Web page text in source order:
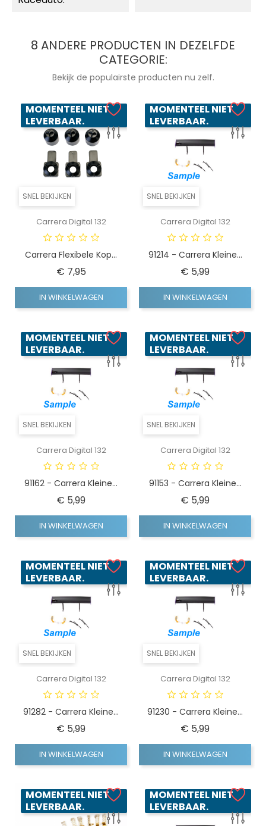
8 ANDERE PRODUCTEN IN DEZELFDE
CATEGORIE:
Bekijk de populairste producten nu zelf.
SNEL BEKIJKEN
MOMENTEEL NIET
LEVERBAAR.
Carrera Digital 132
Carrera Flexibele Kop...
€ 7,95Prijs
IN WINKELWAGEN
SNEL BEKIJKEN
MOMENTEEL NIET
LEVERBAAR.
Carrera Digital 132
91214 - Carrera Kleine...
€ 5,99Prijs
IN WINKELWAGEN
SNEL BEKIJKEN
MOMENTEEL NIET
LEVERBAAR.
Carrera Digital 132
91162 - Carrera Kleine...
€ 5,99Prijs
IN WINKELWAGEN
SNEL BEKIJKEN
MOMENTEEL NIET
LEVERBAAR.
Carrera Digital 132
91153 - Carrera Kleine...
€ 5,99Prijs
IN WINKELWAGEN
SNEL BEKIJKEN
MOMENTEEL NIET
LEVERBAAR.
Carrera Digital 132
91282 - Carrera Kleine...
€ 5,99Prijs
IN WINKELWAGEN
SNEL BEKIJKEN
MOMENTEEL NIET
LEVERBAAR.
Carrera Digital 132
91230 - Carrera Kleine...
€ 5,99Prijs
IN WINKELWAGEN
MOMENTEEL NIET
LEVERBAAR.
MOMENTEEL NIET
LEVERBAAR.